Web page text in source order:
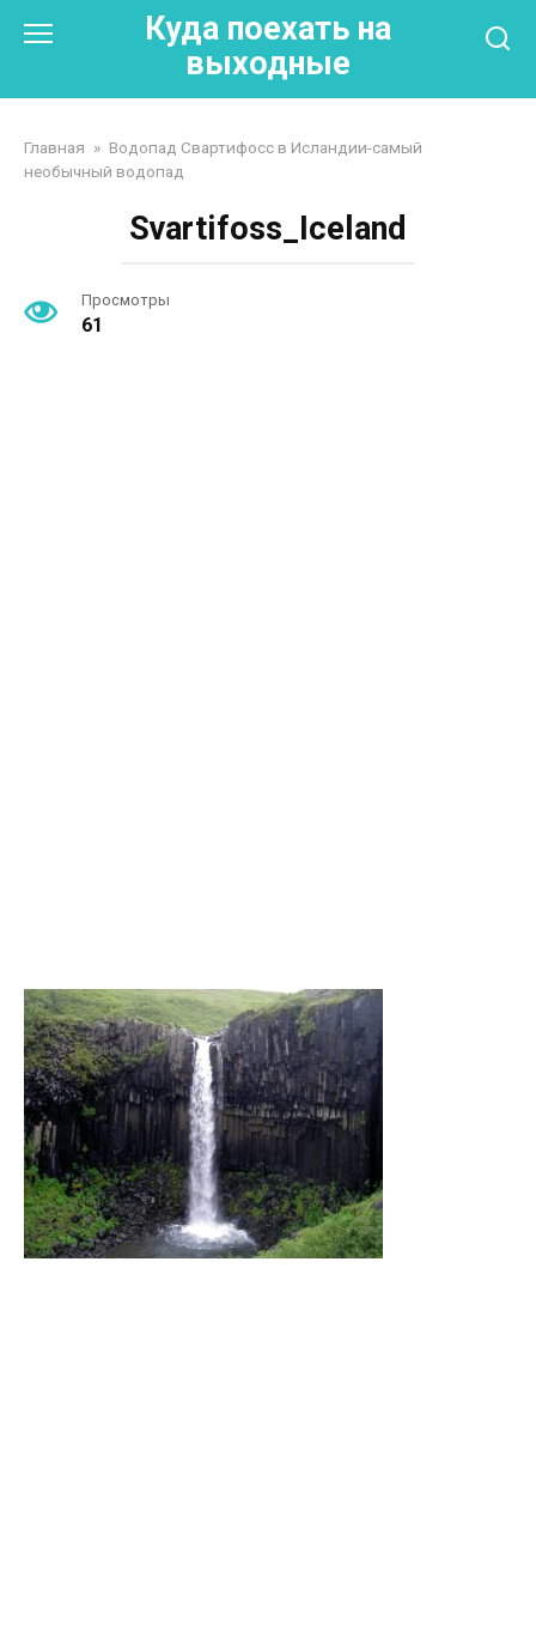
Куда поехать на
выходные
Главная » Водопад Свартифосс в Исландии-самый
необычный водопад
Svartifoss_Iceland
Просмотры
61